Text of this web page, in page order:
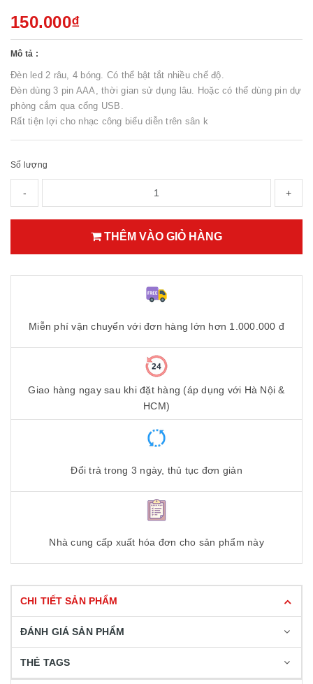
150.000₫
Mô tả :
Đèn led 2 râu, 4 bóng. Có thể bật tắt nhiều chế độ.
Đèn dùng 3 pin AAA, thời gian sử dụng lâu. Hoặc có thể dùng pin dự
phòng cắm qua cổng USB.
Rất tiện lợi cho nhạc công biểu diễn trên sân k
Số lượng
- +
THÊM VÀO GIỎ HÀNG
Miễn phí vận chuyển với đơn hàng lớn hơn 1.000.000 đ
Giao hàng ngay sau khi đặt hàng (áp dụng với Hà Nội &
HCM)
Đổi trả trong 3 ngày, thủ tục đơn giản
Nhà cung cấp xuất hóa đơn cho sản phẩm này
CHI TIẾT SẢN PHẨM
ĐÁNH GIÁ SẢN PHẨM
THẺ TAGS